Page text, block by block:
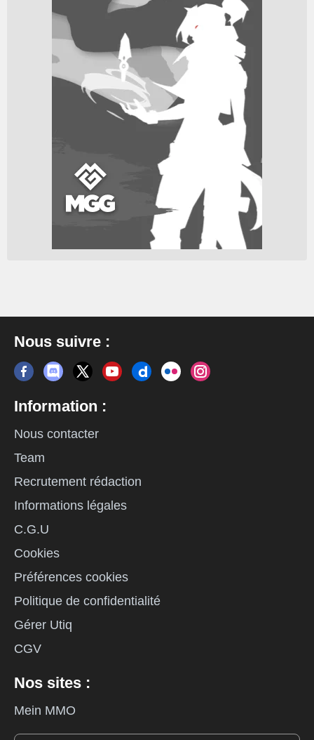
Nous suivre :
Information :
Nous contacter
Team
Recrutement rédaction
Informations légales
C.G.U
Cookies
Préférences cookies
Politique de confidentialité
Gérer Utiq
CGV
Nos sites :
Mein MMO